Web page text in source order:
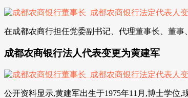
在成都农商行担任党委副书记、代理董事长、董事
成都农商银行法人代表变更为黄建军
公开资料显示,黄建军出生于1975年11月,博士学位